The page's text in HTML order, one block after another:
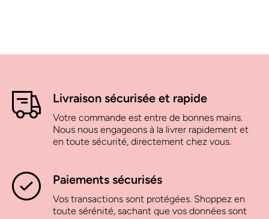
Livraison sécurisée et rapide
Votre commande est entre de bonnes mains.
Nous nous engageons à la livrer rapidement et
en toute sécurité, directement chez vous.
Paiements sécurisés
Vos transactions sont protégées. Shoppez en
toute sérénité, sachant que vos données sont